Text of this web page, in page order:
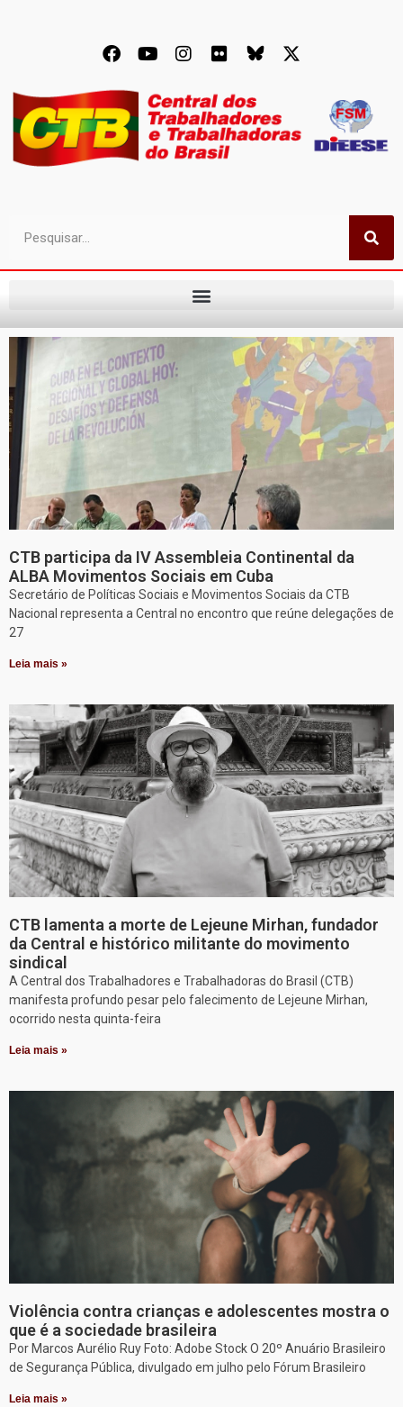
CTB participa da IV Assembleia Continental da
ALBA Movimentos Sociais em Cuba
Secretário de Políticas Sociais e Movimentos Sociais da CTB
Nacional representa a Central no encontro que reúne delegações de
27
Leia mais »
CTB lamenta a morte de Lejeune Mirhan, fundador
da Central e histórico militante do movimento
sindical
A Central dos Trabalhadores e Trabalhadoras do Brasil (CTB)
manifesta profundo pesar pelo falecimento de Lejeune Mirhan,
ocorrido nesta quinta-feira
Leia mais »
Violência contra crianças e adolescentes mostra o
que é a sociedade brasileira
Por Marcos Aurélio Ruy Foto: Adobe Stock O 20º Anuário Brasileiro
de Segurança Pública, divulgado em julho pelo Fórum Brasileiro
Leia mais »